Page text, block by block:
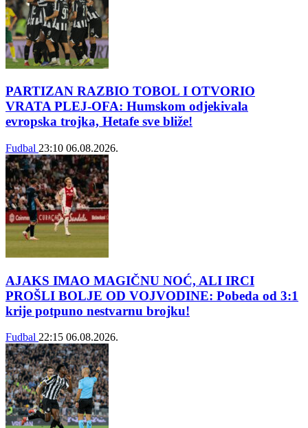
PARTIZAN RAZBIO TOBOL I OTVORIO
VRATA PLEJ-OFA: Humskom odjekivala
evropska trojka, Hetafe sve bliže!
Fudbal 23:10 06.08.2026.
AJAKS IMAO MAGIČNU NOĆ, ALI IRCI
PROŠLI BOLJE OD VOJVODINE: Pobeda od 3:1
krije potpuno nestvarnu brojku!
Fudbal 22:15 06.08.2026.